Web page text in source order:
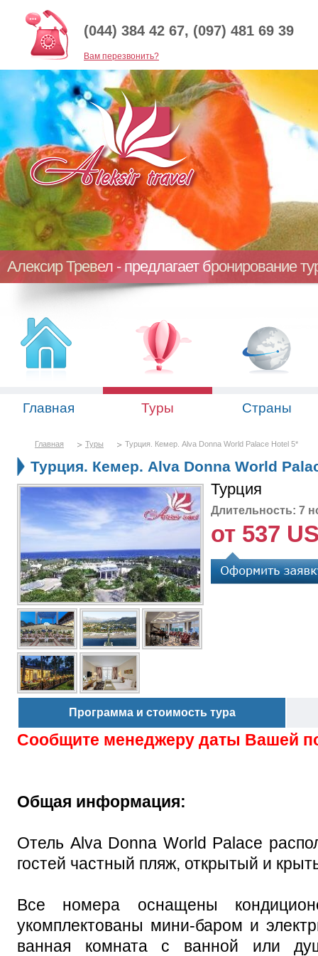
(044) 384 42 67, (097) 481 69 39
Baм перезвонить?
Алексир Тревел - предлагает бронирование
Главная Туры Страны
Главная Туры Турция. Кемер. Alva Donna World Palace Hotel 5*
Турция. Кемер. Alva Donna World
Турция
Длительность: 7
от 537
Программа и стоимость тура
Сообщите менеджеру даты Вашей
Общая информация:
Отель Alva Donna World Palace
гостей частный пляж, открытый и
Все номера оснащены
укомплектованы мини-баром и
ванная комната с ванной или